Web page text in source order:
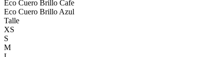
Eco Cuero Brillo Cafe
Eco Cuero Brillo Azul
Talle
XS
S
M